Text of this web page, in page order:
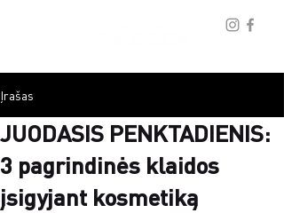
Įrašas
JUODASIS PENKTADIENIS:
3 pagrindinės klaidos
įsigyjant kosmetiką